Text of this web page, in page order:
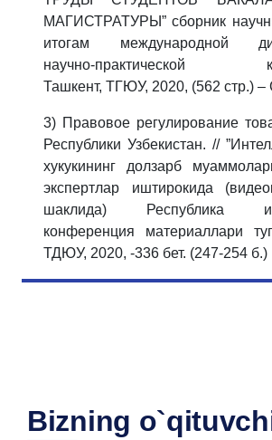
МАГИСТРАТУРЫ” сборник
итогам международной
научно-практической
Ташкент, ТГЮУ, 2020, (562 стр.) –
3) Правовое регулирование
Республики Узбекистан. //
хукукининг долзарб
экспертлар иштирокида
шаклида) Республика
конференция материаллари
ТДЮУ, 2020, -336 бет. (247-254 б.)
Bizning